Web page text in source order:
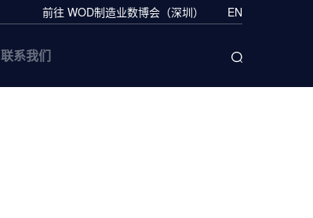
前往 WOD制造业数博会（深圳） EN
联系我们